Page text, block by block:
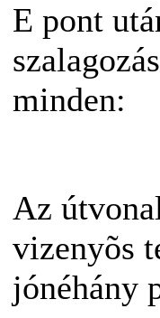
E pont
minden:
Az
vizenyõs
jónéhány